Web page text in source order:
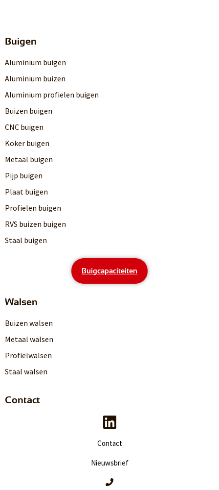
Buigen
Aluminium buigen
Aluminium buizen
Aluminium profielen buigen
Buizen buigen
CNC buigen
Koker buigen
Metaal buigen
Pijp buigen
Plaat buigen
Profielen buigen
RVS buizen buigen
Staal buigen
Buigcapaciteiten
Walsen
Buizen walsen
Metaal walsen
Profielwalsen
Staal walsen
Contact
Contact
Nieuwsbrief